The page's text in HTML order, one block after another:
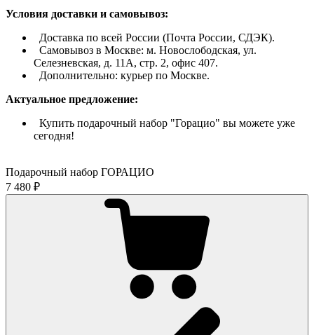
Условия доставки и самовывоз:
Доставка по всей России (Почта России, СДЭК).
Самовывоз в Москве: м. Новослободская, ул.
Селезневская, д. 11А, стр. 2, офис 407.
Дополнительно: курьер по Москве.
Актуальное предложение:
Купить подарочный набор "Горацио" вы можете уже
сегодня!
Подарочный набор ГОРАЦИО
7 480 ₽